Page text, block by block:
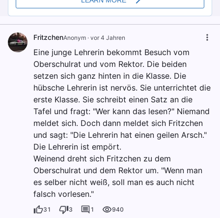
FritzchenAnоnуm · vor 4 Jahren
Eine junge Lehrerin bekommt Besuch vom
Oberschulrat und vom Rektor. Die beiden
setzen sich ganz hinten in die Klasse. Die
hübsche Lehrerin ist nervös. Sie unterrichtet die
erste Klasse. Sie schreibt einen Satz an die
Tafel und fragt: "Wer kann das lesen?" Niemand
meldet sich. Doch dann meldet sich Fritzchen
und sagt: "Die Lehrerin hat einen geilen Arsch."
Die Lehrerin ist empört.
Weinend dreht sich Fritzchen zu dem
Oberschulrat und dem Rektor um. "Wenn man
es selber nicht weiß, soll man es auch nicht
falsch vorlesen."
31 3 1 940